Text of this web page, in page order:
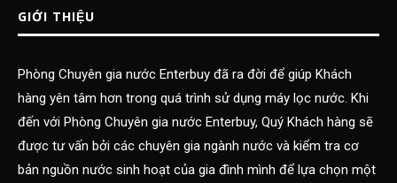
GIỚI THIỆU
Phòng Chuyên gia nước Enterbuy đã ra đời để giúp Khách
hàng yên tâm hơn trong quá trình sử dụng máy lọc nước. Khi
đến với Phòng Chuyên gia nước Enterbuy, Quý Khách hàng sẽ
được tư vấn bởi các chuyên gia ngành nước và kiểm tra cơ
bản nguồn nước sinh hoạt của gia đình mình để lựa chọn một